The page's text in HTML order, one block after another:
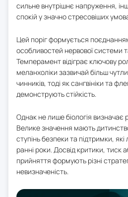
сильне внутрішнє напруження,
спокій у значно стресовіших
Цей поріг формується
особливостей нервової системи
Темперамент відіграє ключову
меланхоліки зазвичай більш
чинників, тоді як сангвініки та
демонструють стійкість.
Однак не лише біологія визначає
Велике значення мають
ступінь безпеки та підтримки,
ранні роки. Досвід критики, тиск
прийняття формують різні
невизначеність.